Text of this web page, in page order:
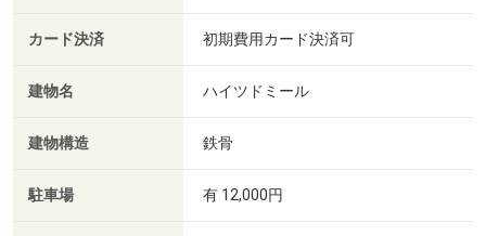
カード決済 初期費用カード決済可
建物名 ハイツドミール
建物構造 鉄骨
駐車場 有 12,000円